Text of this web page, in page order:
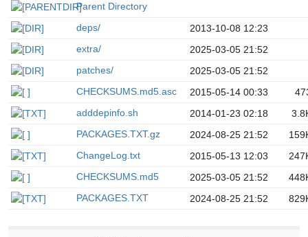
Parent Directory
deps/
2013-10-08 12:23
extra/
2025-03-05 21:52
patches/
2025-03-05 21:52
CHECKSUMS.md5.asc
2015-05-14 00:33
adddepinfo.sh
2014-01-23 02:18
PACKAGES.TXT.gz
2024-08-25 21:52
ChangeLog.txt
2015-05-13 12:03
CHECKSUMS.md5
2025-03-05 21:52
PACKAGES.TXT
2024-08-25 21:52